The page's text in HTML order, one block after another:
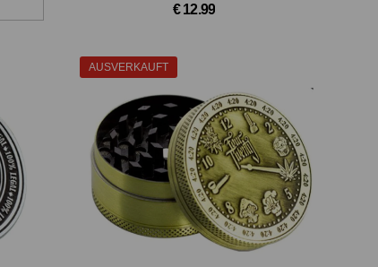
€ 12.99
AUSVERKAUFT